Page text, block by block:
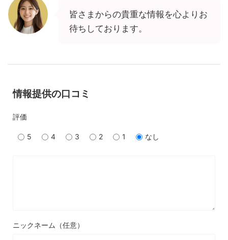
皆さまからの貴重な情報を心よりお
待ちしております。
情報提供の口コミ
評価
5 4 3 2 1 なし
ニックネーム（任意）